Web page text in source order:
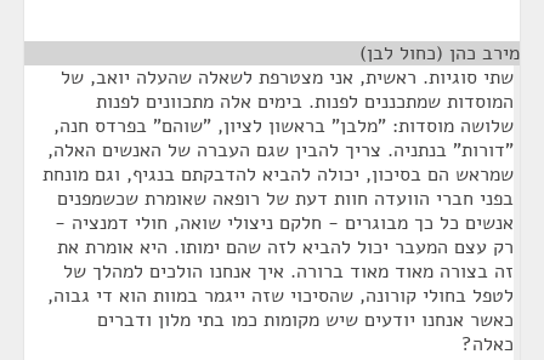
מירב כהן (כחול לבן)
שתי סוגיות. ראשית, אני מצטרפת לשאלה שהעלה יואב, של
המוסדות שמתכננים לפנות. בימים אלה מתכוונים לפנות
שלושה מוסדות: "מלבן" בראשון לציון, "שוהם" בפרדס חנה,
"דורות" בנתניה. צריך להבין שגם העברה של האנשים האלה,
שמראש הם בסיכון, יכולה להביא להדבקתם בנגיף, וגם מונחת
בפני חברי הוועדה חוות דעת של רופאה שאומרת שכשמפנים
אנשים כל כך מבוגרים - חלקם ניצולי שואה, חולי דמנציה -
רק עצם המעבר יכול להביא לזה שהם ימותו. היא אומרת את
זה בצורה מאוד מאוד ברורה. איך אנחנו הולכים למהלך של
לטפל בחולי קורונה, שהסיכוי שזה ייגמר במוות הוא די גבוה,
כאשר אנחנו יודעים שיש מקומות כמו בתי מלון ודברים
כאלה?